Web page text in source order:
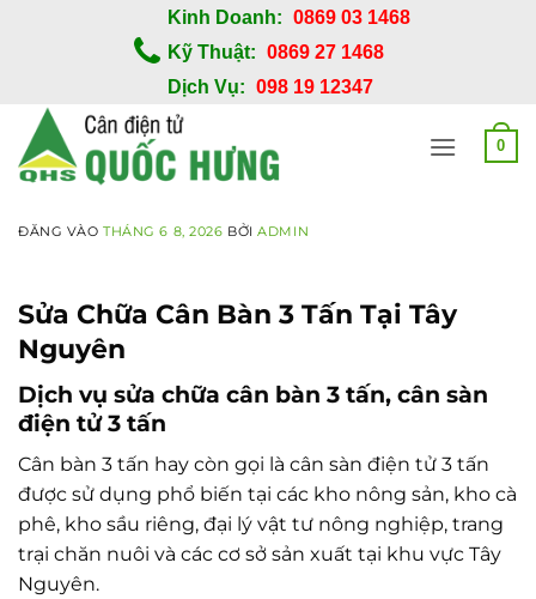
dung
Kinh Doanh: 0869 03 1468
Kỹ Thuật: 0869 27 1468
Dịch Vụ: 098 19 12347
0
ĐĂNG VÀOTHÁNG 6 8, 2026 BỞIADMIN
Sửa Chữa Cân Bàn 3 Tấn Tại Tây
Nguyên
Dịch vụ sửa chữa cân bàn 3 tấn, cân sàn
điện tử 3 tấn
Cân bàn 3 tấn hay còn gọi là cân sàn điện tử 3 tấn
được sử dụng phổ biến tại các kho nông sản, kho cà
phê, kho sầu riêng, đại lý vật tư nông nghiệp, trang
trại chăn nuôi và các cơ sở sản xuất tại khu vực Tây
Nguyên.